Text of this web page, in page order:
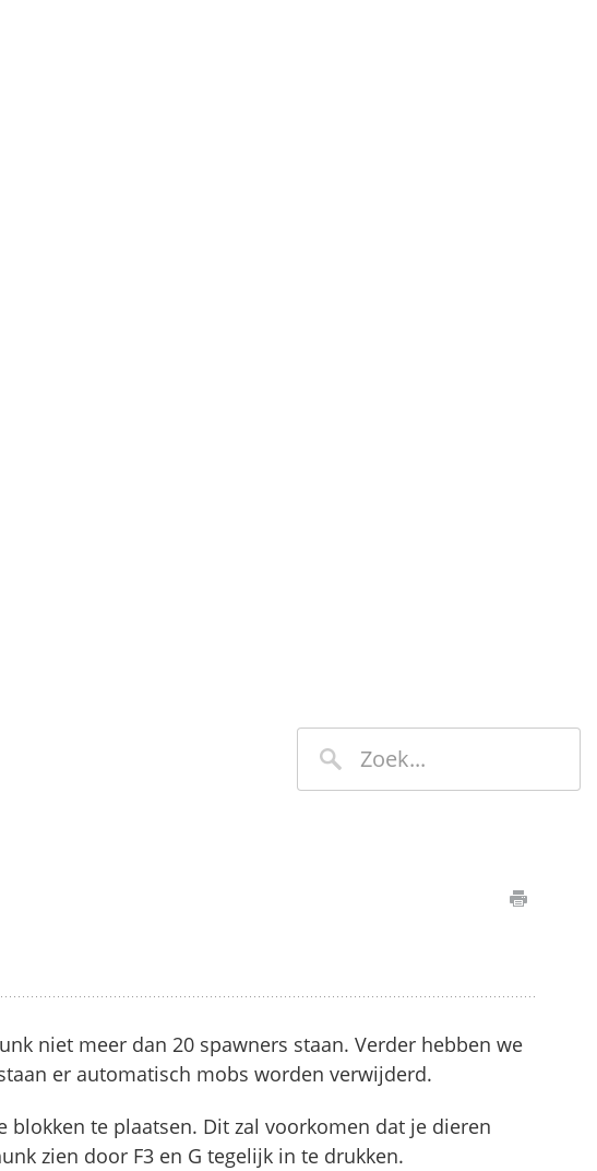
niet meer dan 20 spawners staan. Verder hebben we
er automatisch mobs worden verwijderd.
te plaatsen. Dit zal voorkomen dat je dieren
zien door F3 en G tegelijk in te drukken.